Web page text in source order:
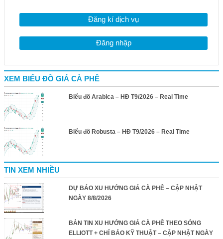
Đăng kí dịch vụ
Đăng nhập
XEM BIỂU ĐỒ GIÁ CÀ PHÊ
Biểu đồ Arabica – HĐ T9/2026 – Real Time
Biểu đồ Robusta – HĐ T9/2026 – Real Time
TIN XEM NHIỀU
DỰ BÁO XU HƯỚNG GIÁ CÀ PHÊ – CẬP NHẬT
NGÀY 8/8/2026
BẢN TIN XU HƯỚNG GIÁ CÀ PHÊ THEO SÓNG
ELLIOTT + CHỈ BÁO KỸ THUẬT – CẬP NHẬT NGÀY